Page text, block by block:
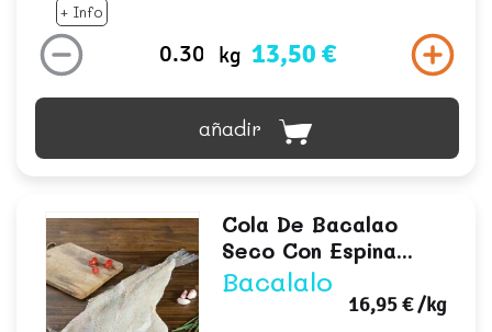
+ Info
kg 13,50 €
añadir
Cola De Bacalao
Seco Con Espina...
Bacalalo
16,95 €/kg